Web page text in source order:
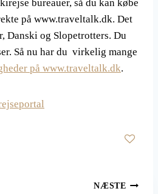
bureauer, så du kan købe
på www.traveltalk.dk. Det
Danski og Slopetrotters. Du
Så nu har du virkelig mange
på www.traveltalk.dk.
NÆSTE